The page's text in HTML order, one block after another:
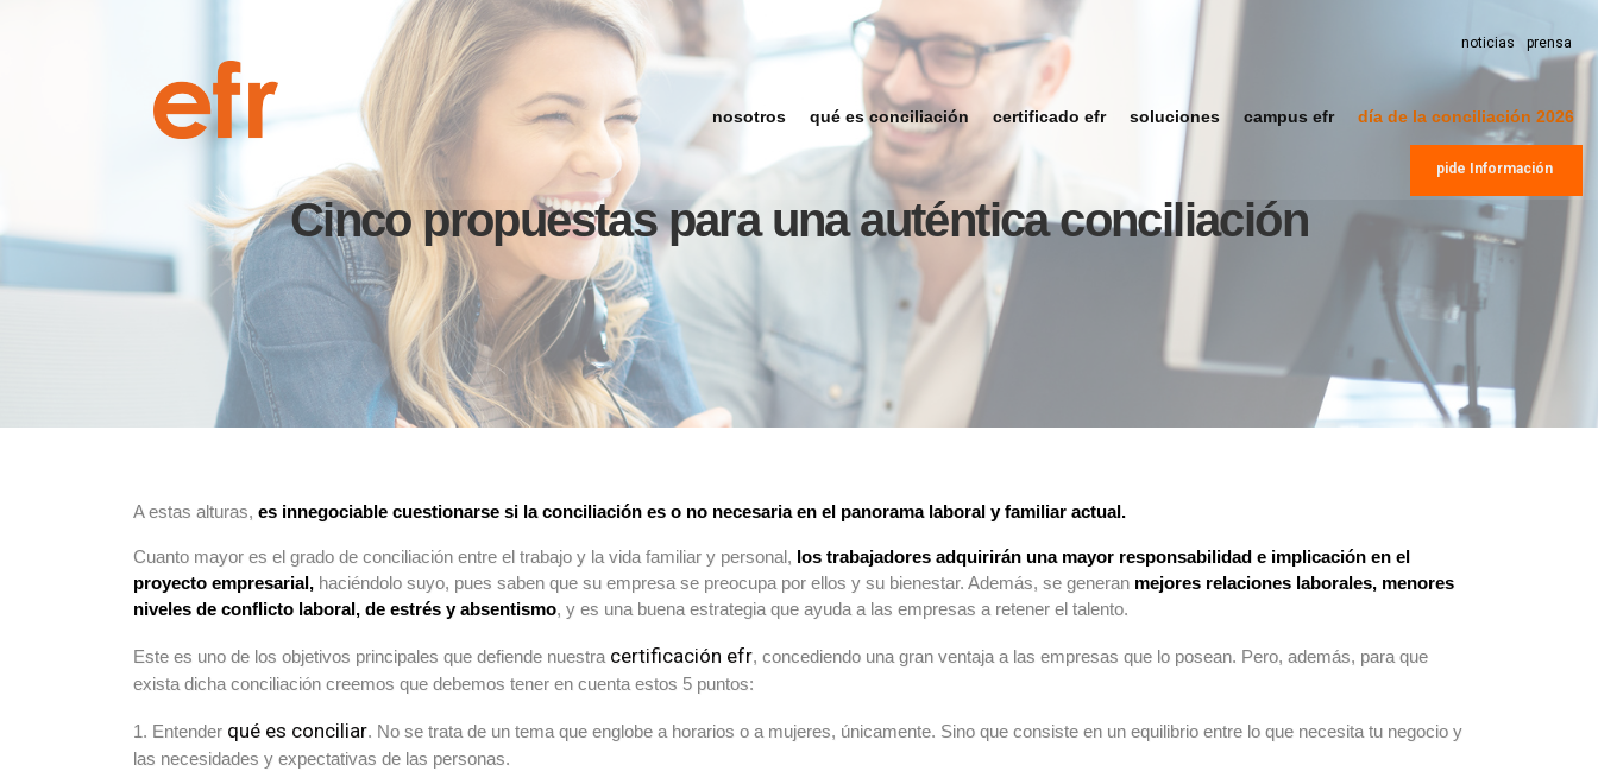
noticias prensa
nosotros qué es conciliación certificado efr soluciones campus efr día de la conciliación 2026
pide Información
Cinco propuestas para una auténtica conciliación
A estas alturas, es innegociable cuestionarse si la conciliación es o no necesaria en el panorama laboral y familiar actual.
Cuanto mayor es el grado de conciliación entre el trabajo y la vida familiar y personal, los trabajadores adquirirán una mayor responsabilidad e implicación en el
proyecto empresarial, haciéndolo suyo, pues saben que su empresa se preocupa por ellos y su bienestar. Además, se generan mejores relaciones laborales, menores
niveles de conflicto laboral, de estrés y absentismo, y es una buena estrategia que ayuda a las empresas a retener el talento.
Este es uno de los objetivos principales que defiende nuestra certificación efr, concediendo una gran ventaja a las empresas que lo posean. Pero, además, para que
exista dicha conciliación creemos que debemos tener en cuenta estos 5 puntos:
1. Entender qué es conciliar. No se trata de un tema que englobe a horarios o a mujeres, únicamente. Sino que consiste en un equilibrio entre lo que necesita tu negocio y
las necesidades y expectativas de las personas.